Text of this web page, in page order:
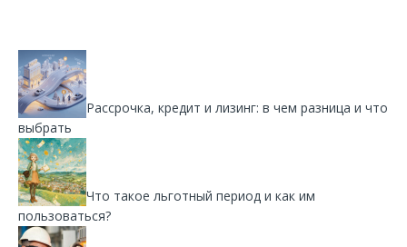
Рассрочка, кредит и лизинг: в чем разница и что
выбрать
Что такое льготный период и как им
пользоваться?